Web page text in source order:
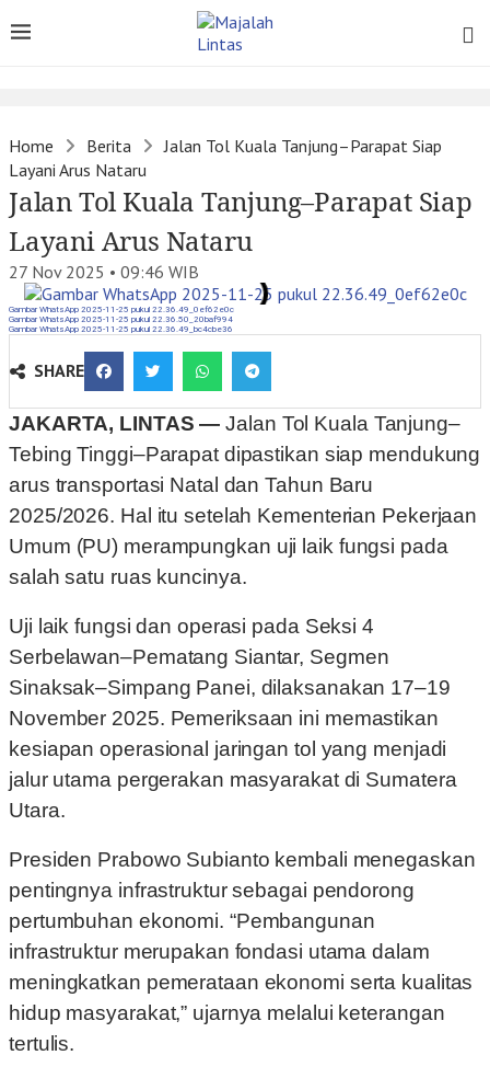
Home Berita
Jalan Tol Kuala Tanjung–Parapat Siap
Layani Arus Nataru
Jalan Tol Kuala Tanjung–Parapat Siap
Layani Arus Nataru
27 Nov 2025 • 09:46 WIB
Gambar WhatsApp 2025-11-25 pukul 22.36.49_0ef62e0c
Gambar WhatsApp 2025-11-25 pukul 22.36.50_20baf994
Gambar WhatsApp 2025-11-25 pukul 22.36.49_bc4cbe36
SHARE
JAKARTA, LINTAS — Jalan Tol Kuala Tanjung–
Tebing Tinggi–Parapat dipastikan siap mendukung
arus transportasi Natal dan Tahun Baru
2025/2026. Hal itu setelah Kementerian Pekerjaan
Umum (PU) merampungkan uji laik fungsi pada
salah satu ruas kuncinya.
Uji laik fungsi dan operasi pada Seksi 4
Serbelawan–Pematang Siantar, Segmen
Sinaksak–Simpang Panei, dilaksanakan 17–19
November 2025. Pemeriksaan ini memastikan
kesiapan operasional jaringan tol yang menjadi
jalur utama pergerakan masyarakat di Sumatera
Utara.
Presiden Prabowo Subianto kembali menegaskan
pentingnya infrastruktur sebagai pendorong
pertumbuhan ekonomi. “Pembangunan
infrastruktur merupakan fondasi utama dalam
meningkatkan pemerataan ekonomi serta kualitas
hidup masyarakat,” ujarnya melalui keterangan
tertulis.